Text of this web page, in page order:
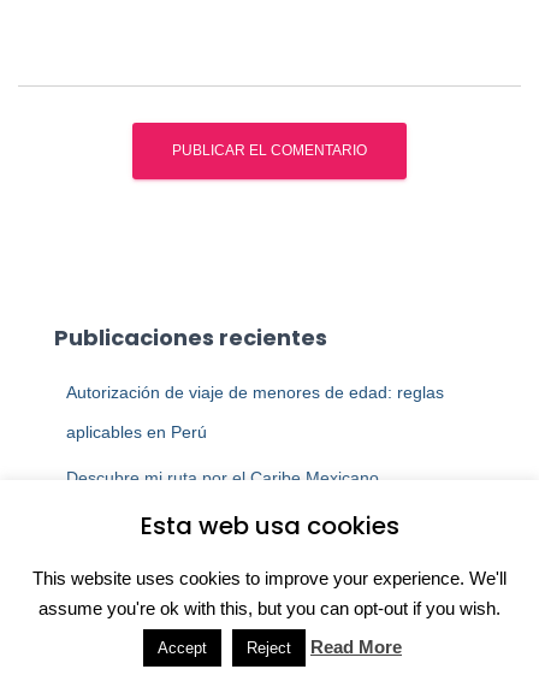
Publicaciones recientes
Autorización de viaje de menores de edad: reglas
aplicables en Perú
Descubre mi ruta por el Caribe Mexicano
Requisitos para viajar a México
Esta web usa cookies
This website uses cookies to improve your experience. We'll
assume you're ok with this, but you can opt-out if you wish.
Accept Reject Read More